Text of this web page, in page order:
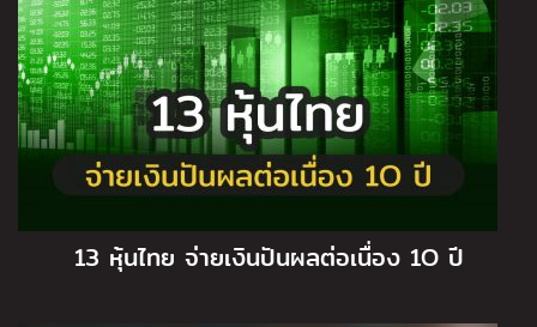
13 หุ้นไทย จ่ายเงินปันผลต่อเนื่อง 1O ปี